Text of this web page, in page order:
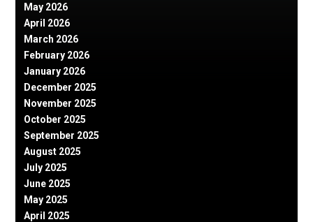
May 2026
April 2026
March 2026
February 2026
January 2026
December 2025
November 2025
October 2025
September 2025
August 2025
July 2025
June 2025
May 2025
April 2025